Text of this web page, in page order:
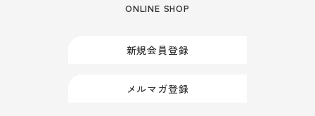
ONLINE SHOP
新規会員登録
メルマガ登録